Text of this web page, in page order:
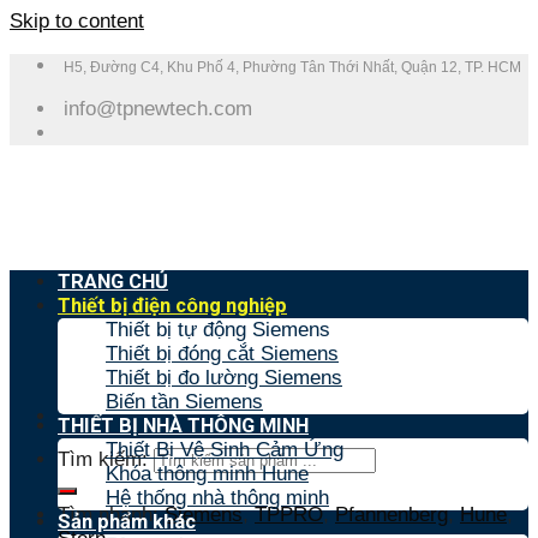
Skip to content
H5, Đường C4, Khu Phố 4, Phường Tân Thới Nhất, Quận 12, TP. HCM
info@tpnewtech.com
Tìm kiếm:
Tìm nhanh:Siemens,TPPRO,Pfannenberg,Hune,
TRANG CHỦ
Thiết bị điện công nghiệp
Thiết bị tự động Siemens
Thiết bị đóng cắt Siemens
Thiết bị đo lường Siemens
Biến tần Siemens
THIẾT BỊ NHÀ THÔNG MINH
Thiết Bị Vệ Sinh Cảm Ứng
Khóa thông minh Hune
Hệ thống nhà thông minh
Sản phẩm khác